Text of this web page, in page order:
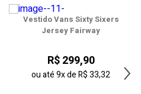
Vestido Vans Sixty Sixers
Jersey Fairway
R$ 299,90
ou até9xdeR$ 33,32